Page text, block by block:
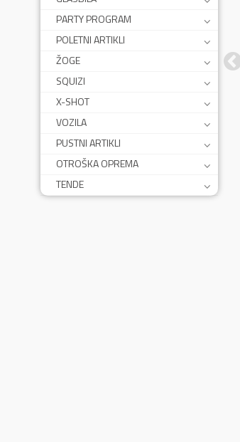
PARTY PROGRAM
POLETNI ARTIKLI
ŽOGE
SQUIZI
X-SHOT
VOZILA
PUSTNI ARTIKLI
OTROŠKA OPREMA
TENDE